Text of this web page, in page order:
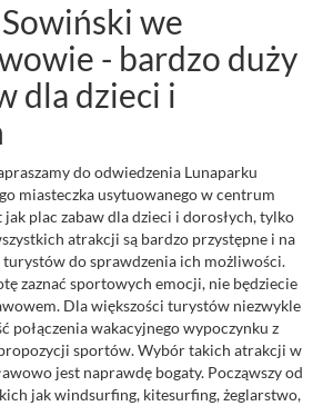
we
- bardzo duży
dla dzieci i
do odwiedzenia Lunaparku
miasteczka usytuowanego w centrum
jak plac zabaw dla dzieci i dorosłych, tylko
atrakcji są bardzo przystępne i na
turystów do sprawdzenia ich możliwości.
zaznać sportowych emocji, nie będziecie
Dla większości turystów niezwykle
połączenia wakacyjnego wypoczynku z
sportów. Wybór takich atrakcji w
jest naprawdę bogaty. Począwszy od
jak windsurfing, kitesurfing, żeglarstwo,